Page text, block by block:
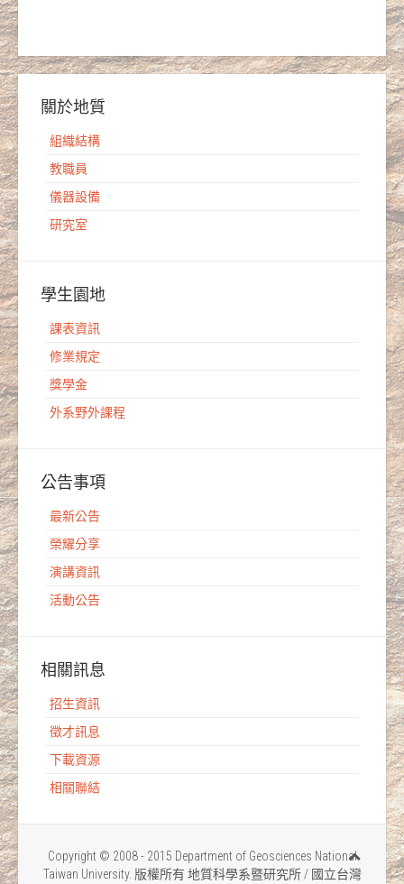
關於地質
組織結構
教職員
儀器設備
研究室
學生園地
課表資訊
修業規定
獎學金
外系野外課程
公告事項
最新公告
榮耀分享
演講資訊
活動公告
相關訊息
招生資訊
徵才訊息
下載資源
相關聯結
Copyright © 2008 - 2015 Department of Geosciences National
Taiwan University. 版權所有 地質科學系暨研究所 / 國立台灣